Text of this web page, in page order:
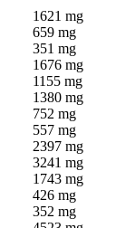
1621 mg
659 mg
351 mg
1676 mg
1155 mg
1380 mg
752 mg
557 mg
2397 mg
3241 mg
1743 mg
426 mg
352 mg